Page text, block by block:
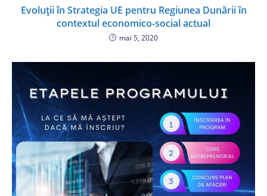
Evoluții în Strategia UE pentru Regiunea Dunării în
contextul economico-social actual
mai 5, 2020